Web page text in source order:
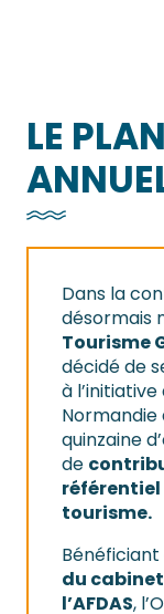
LE
Dans la
désormais
Tourisme
décidé de
à
quinzaine
de
référentiel
tourisme.
Bénéficiant
du
l’AFDAS,